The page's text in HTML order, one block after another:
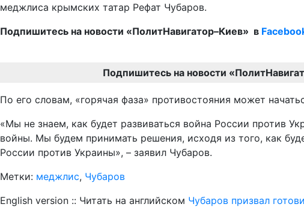
меджлиса крымских татар Рефат Чубаров.
Подпишитесь на новости «ПолитНавигатор–Киев» в
Подпишитесь на новости
По его словам, «горячая фаза» противостояния может
«Мы не знаем, как будет развиваться война России против
войны. Мы будем принимать решения, исходя из того, как
России против Украины», – заявил Чубаров.
Метки: меджлис, Чубаров
English version :: Читать на английском Чубаров призвал